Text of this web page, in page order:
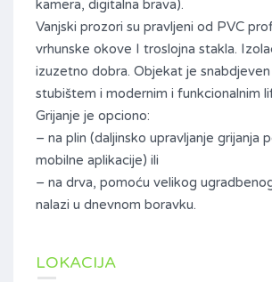
kamera, digitalna brava).
Vanjski prozori su pravljeni od PVC
vrhunske okove I troslojna stakla.
izuzetno dobra. Objekat je
stubištem i modernim i funkcionalnim
Grijanje je opciono:
– na plin (daljinsko upravljanje grijanja
mobilne aplikacije) ili
– na drva, pomoću velikog
nalazi u dnevnom boravku.
LOKACIJA